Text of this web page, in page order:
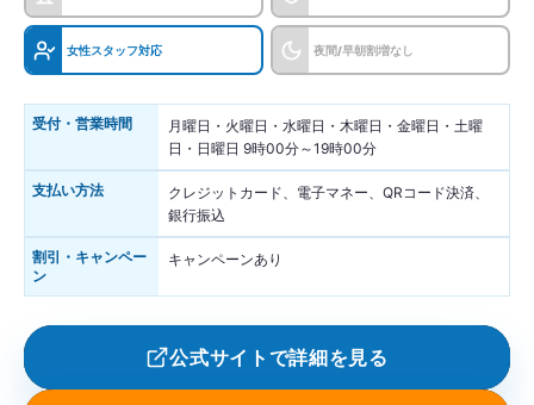
女性スタッフ対応 夜間/早朝割増なし
受付・営業時間
月曜日・火曜日・水曜日・木曜日・金曜日・土曜
日・日曜日 9時00分～19時00分
支払い方法
クレジットカード、電子マネー、QRコード決済、
銀行振込
割引・キャンペー
ン
キャンペーンあり
公式サイトで詳細を見る